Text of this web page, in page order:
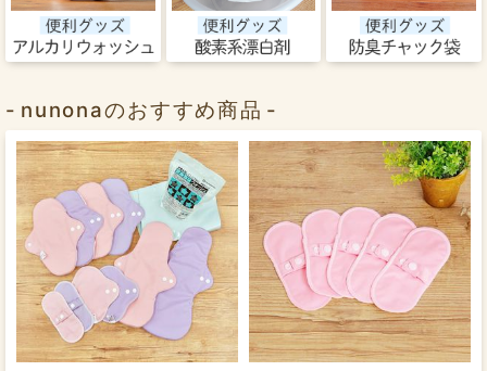
nunonaのおすすめ商品